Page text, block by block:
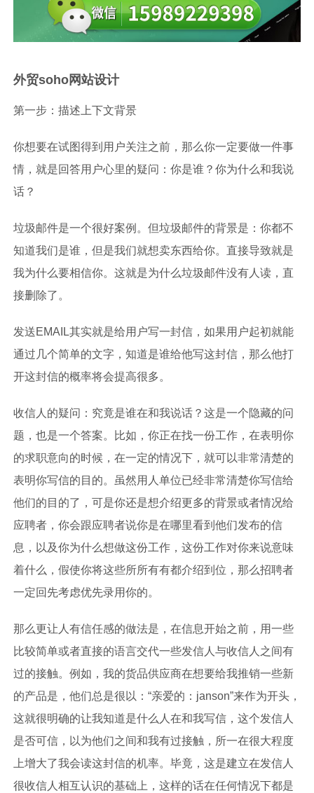
外贸soho网站设计
第一步：描述上下文背景
你想要在试图得到用户关注之前，那么你一定要做一件事
情，就是回答用户心里的疑问：你是谁？你为什么和我说
话？
垃圾邮件是一个很好案例。但垃圾邮件的背景是：你都不
知道我们是谁，但是我们就想卖东西给你。直接导致就是
我为什么要相信你。这就是为什么垃圾邮件没有人读，直
接删除了。
发送EMAIL其实就是给用户写一封信，如果用户起初就能
通过几个简单的文字，知道是谁给他写这封信，那么他打
开这封信的概率将会提高很多。
收信人的疑问：究竟是谁在和我说话？这是一个隐藏的问
题，也是一个答案。比如，你正在找一份工作，在表明你
的求职意向的时候，在一定的情况下，就可以非常清楚的
表明你写信的目的。虽然用人单位已经非常清楚你写信给
他们的目的了，可是你还是想介绍更多的背景或者情况给
应聘者，你会跟应聘者说你是在哪里看到他们发布的信
息，以及你为什么想做这份工作，这份工作对你来说意味
着什么，假使你将这些所所有有都介绍到位，那么招聘者
一定回先考虑优先录用你的。
那么更让人有信任感的做法是，在信息开始之前，用一些
比较简单或者直接的语言交代一些发信人与收信人之间有
过的接触。例如，我的货品供应商在想要给我推销一些新
的产品是，他们总是很以：“亲爱的：janson”来作为开头，
这就很明确的让我知道是什么人在和我写信，这个发信人
是否可信，以为他们之间和我有过接触，所一在很大程度
上增大了我会读这封信的机率。毕竟，这是建立在发信人
很收信人相互认识的基础上，这样的话在任何情况下都是